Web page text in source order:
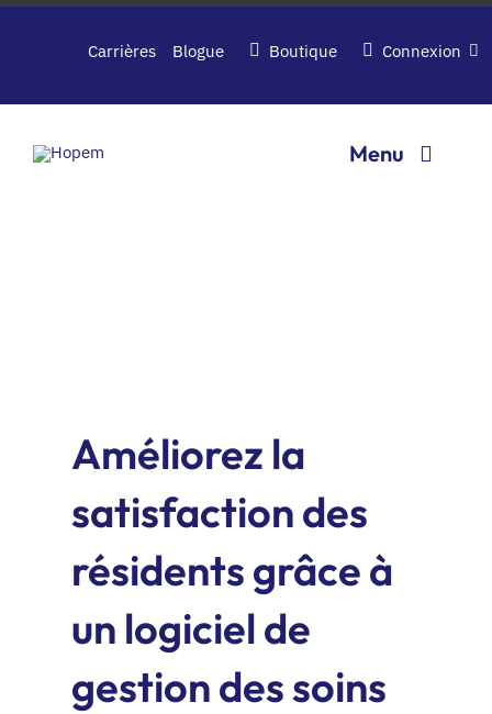
Passer
Carrières Blogue Boutique Connexion
Menu
Demandez une demo
Améliorez la
satisfaction des
résidents grâce à
un logiciel de
gestion des soins